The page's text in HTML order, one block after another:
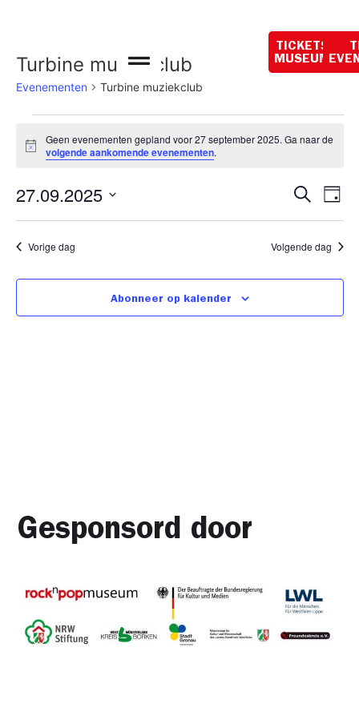
TICKETS
MUSEUM
Turbine muziekclub
Evenementen Turbine muziekclub
Bericht
Geen evenementen gepland voor 27 september 2025. Ga naar de
volgende aankomende evenementen.
en
Zoeken
Dag
27.09.2025
een
datum.
Vorige dag Volgende dag
Abonneer op kalender
Gesponsord door